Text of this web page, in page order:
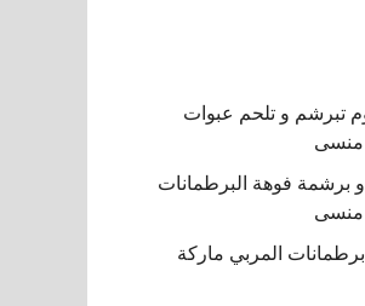
تبرشم و تلحم عبوات
منسى
برشمة فوهة البرطمانات
منسى
المربي ماركة